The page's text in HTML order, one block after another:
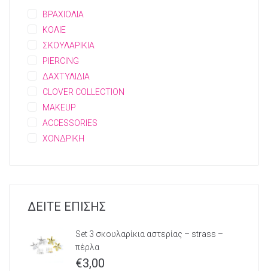
ΒΡΑΧΙΟΛΙΑ
ΚΟΛΙΕ
ΣΚΟΥΛΑΡΙΚΙΑ
PIERCING
ΔΑΧΤΥΛΙΔΙΑ
CLOVER COLLECTION
MAKEUP
ACCESSORIES
ΧΟΝΔΡΙΚΗ
ΔΕΙΤΕ ΕΠΙΣΗΣ
Set 3 σκουλαρίκια αστερίας – strass –
πέρλα
€3,00